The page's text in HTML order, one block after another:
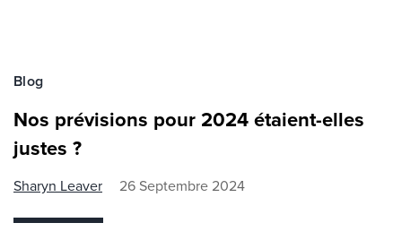
Blog
Nos prévisions pour 2024 étaient-elles
justes ?
Sharyn Leaver 26 Septembre 2024